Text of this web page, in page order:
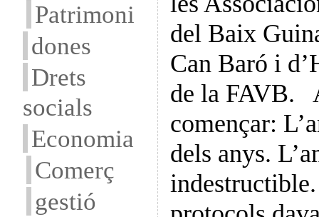
Patrimoni
dones
Drets
socials
Economia
Comerç
gestió
del Baix
Can Baró i
de la FAVB.
començar:
dels anys.